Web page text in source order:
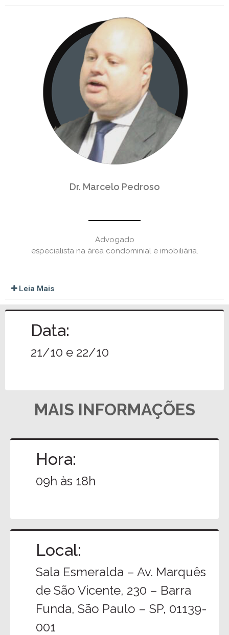
Dr. Marcelo Pedroso
Advogado
especialista na área condominial e imobiliária.
Leia Mais
Data:
21/10 e 22/10
MAIS INFORMAÇÕES
Hora:
09h às 18h
Local:
Sala Esmeralda – Av. Marquês
de São Vicente, 230 – Barra
Funda, São Paulo – SP, 01139-
001